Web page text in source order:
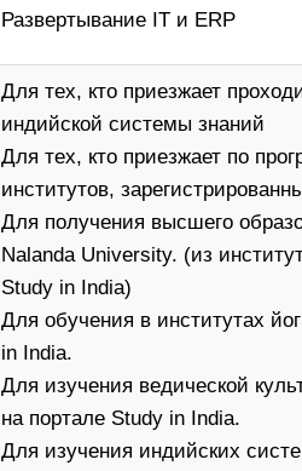
Развертывание IT и ERP
Для тех, кто приезжает
индийской системы знаний
Для тех, кто приезжает по
институтов,
Для получения высшего
Nalanda University. (из
Study in India)
Для обучения в институтах
in India.
Для изучения ведической
на портале Study in India.
Для изучения индийских